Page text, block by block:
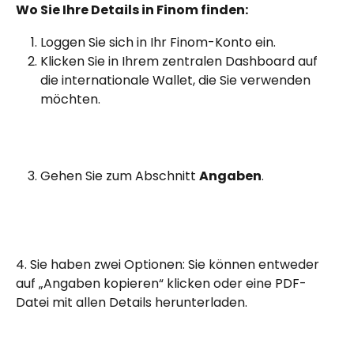
Wo Sie Ihre Details in Finom finden:
Loggen Sie sich in Ihr Finom-Konto ein.
Klicken Sie in Ihrem zentralen Dashboard auf
die internationale Wallet, die Sie verwenden
möchten.
Gehen Sie zum Abschnitt Angaben.
4. Sie haben zwei Optionen: Sie können entweder
auf „Angaben kopieren“ klicken oder eine PDF-
Datei mit allen Details herunterladen.